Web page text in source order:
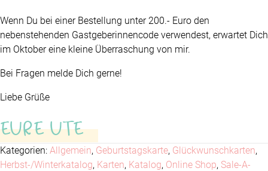
Wenn Du bei einer Bestellung unter 200.- Euro den
nebenstehenden Gastgeberinnencode verwendest, erwartet Dich
im Oktober eine kleine Überraschung von mir.
Bei Fragen melde Dich gerne!
Liebe Grüße
EURE UTE
Kategorien: Allgemein, Geburtstagskarte, Glückwunschkarten,
Herbst-/Winterkatalog, Karten, Katalog, Online Shop, Sale-A-